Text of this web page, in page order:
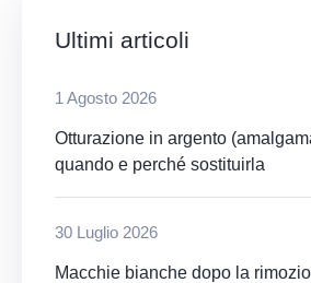
Ultimi articoli
1 Agosto 2026
Otturazione in argento
quando e perché sostituirla
30 Luglio 2026
Macchie bianche dopo la